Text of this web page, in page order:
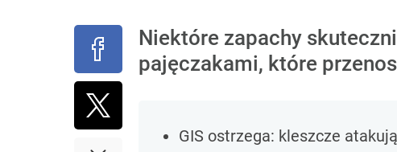
Niektóre zapachy
pajęczakami, które
GIS ostrzega: kleszcze